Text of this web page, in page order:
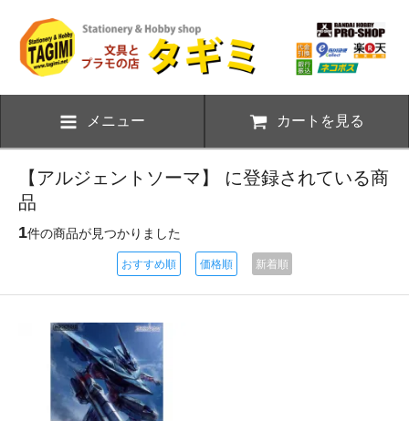
メニュー カートを見る
【アルジェントソーマ】 に登録されている商
品
1件の商品が見つかりました
おすすめ順 価格順 新着順